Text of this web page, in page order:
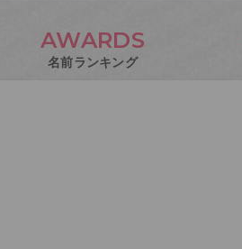
AWARDS
名前ランキング